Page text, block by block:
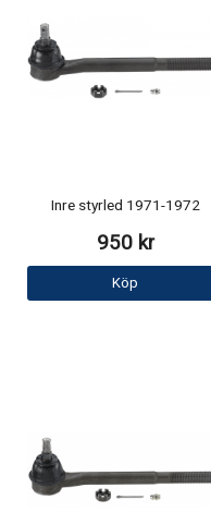
Inre styrled 1971-1972
950 kr
Köp